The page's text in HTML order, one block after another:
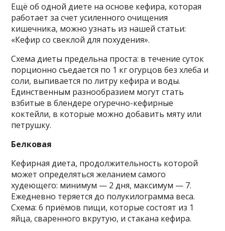
Ещё об одной диете на основе кефира, которая
работает за счет усиленного очищения
кишечника, можно узнать из нашей статьи:
«Кефир со свеклой для похудения».
Схема диеты предельна проста: в течение суток
порционно съедается по 1 кг огурцов без хлеба и
соли, выпивается по литру кефира и воды.
Единственным разнообразием могут стать
взбитые в блендере огуречно-кефирные
коктейли, в которые можно добавить мяту или
петрушку.
Белковая
Кефирная диета, продолжительность которой
может определяться желанием самого
худеющего: минимум — 2 дня, максимум — 7.
Ежедневно теряется до полукилограмма веса.
Схема: 6 приёмов пищи, которые состоят из 1
яйца, сваренного вкрутую, и стакана кефира.